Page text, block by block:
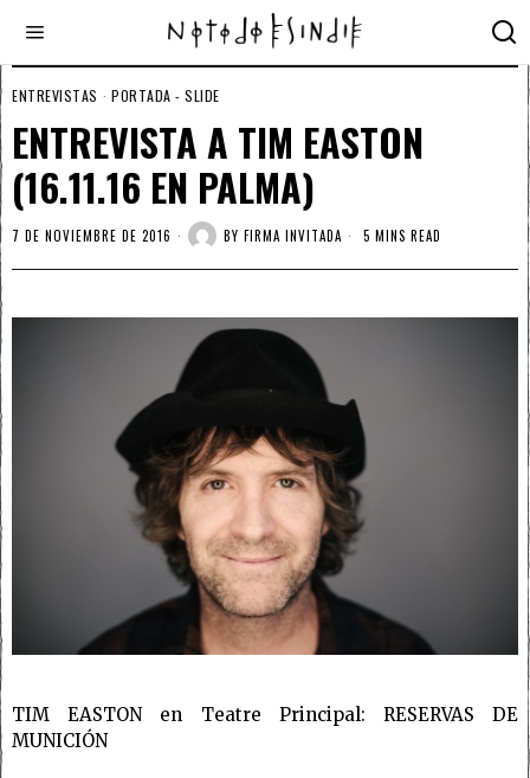
ENTREVISTAS · PORTADA - SLIDE
ENTREVISTA A TIM EASTON
(16.11.16 EN PALMA)
7 DE NOVIEMBRE DE 2016 BY FIRMA INVITADA 5 MINS READ
TIM EASTON en Teatre Principal: RESERVAS DE
MUNICIÓN